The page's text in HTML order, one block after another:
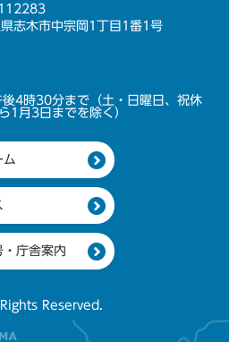
志木市中宗岡1丁目1番1号
4時30分まで（土・日曜日、祝休
1月3日までを除く）
ム
庁舎案内
Reserved.